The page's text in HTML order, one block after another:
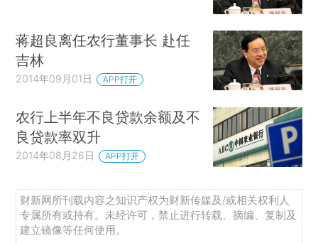
蒋超良离任农行董事长 赴任
吉林
2014年09月01日 APP打开
农行上半年不良贷款余额及不
良贷款率双升
2014年08月26日 APP打开
财新网所刊载内容之知识产权为财新传媒及/或相关权利人
专属所有或持有。未经许可，禁止进行转载、摘编、复制及
建立镜像等任何使用。